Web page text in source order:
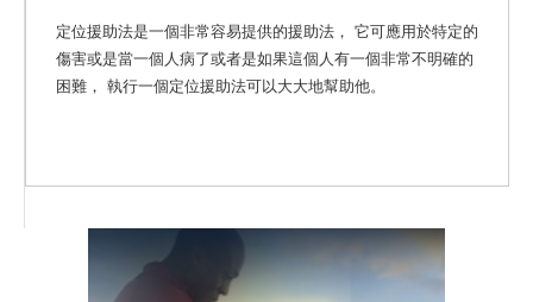
定位援助法是一個非常容易提供的援助法， 它可應用於特定的
傷害或是當一個人病了或者是如果這個人有一個非常不明確的
困難， 執行一個定位援助法可以大大地幫助他。